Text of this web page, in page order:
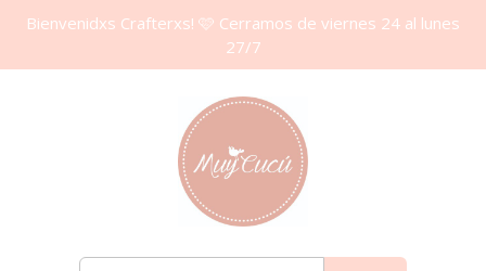
Bienvenidxs Crafterxs! 🩷 Cerramos de viernes 24 al lunes
27/7